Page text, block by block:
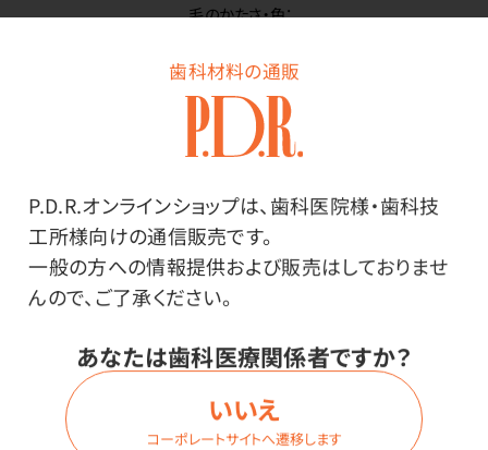
歯科材料の通販
P.D.R.オンラインショップは、歯科医院様・歯科技
工所様向けの通信販売です。
一般の方への情報提供および販売はしておりませ
んので、ご了承ください。
あなたは歯科医療関係者ですか？
いいえ
コーポレートサイトへ遷移します
毛のかたさ・色：
ログイン
在庫：○
種類・内容量：
テーパー・1箱（100本入）